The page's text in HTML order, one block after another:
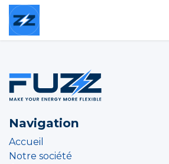
Se rendre au contenu
Navigation
Accueil
Notre société